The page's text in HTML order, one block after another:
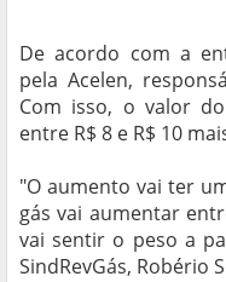
De acordo com a
pela Acelen,
Com isso, o valor
entre R$ 8 e R$ 10
"O aumento vai ter
gás vai aumentar
vai sentir o peso a
SindRevGás, Robério